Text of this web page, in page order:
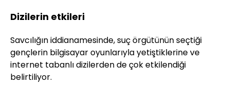
Dizilerin etkileri
Savcılığın iddianamesinde, suç örgütünün seçtiği
gençlerin bilgisayar oyunlarıyla yetiştiklerine ve
internet tabanlı dizilerden de çok etkilendiği
belirtiliyor.